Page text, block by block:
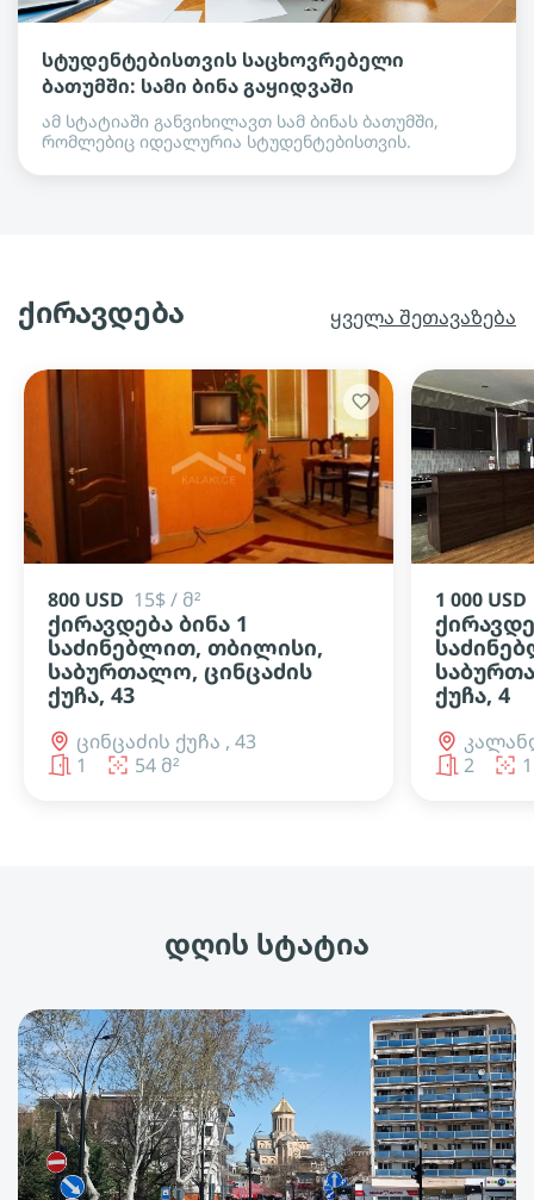
სტუდენტებისთვის საცხოვრებელი
ბათუმში: სამი ბინა გაყიდვაში
ამ სტატიაში განვიხილავთ სამ ბინას ბათუმში,
რომლებიც იდეალურია სტუდენტებისთვის.
ქირავდება ყველა შეთავაზება
800 USD 15$ / მ²
ქირავდება ბინა 1
საძინებლით, თბილისი,
საბურთალო, ცინცაძის
ქუჩა, 43
ცინცაძის ქუჩა , 43
1
54 მ²
1 000 USD
ქუჩა, 4
2
დღის სტატია